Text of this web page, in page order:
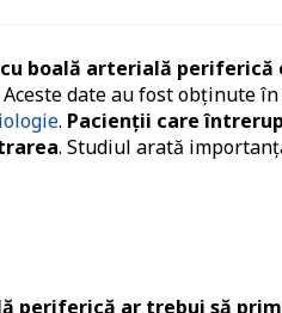
boală arterială
Aceste date au fost obținute
. Pacienții care
. Studiul arată
periferică ar trebui să